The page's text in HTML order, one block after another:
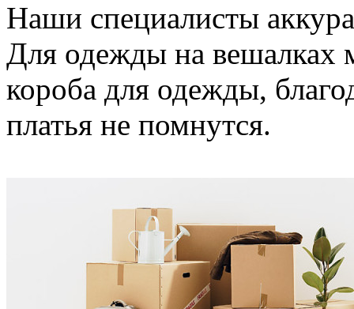
Наши специалисты
Для одежды на вешалках
короба для одежды,
платья не помнутся.